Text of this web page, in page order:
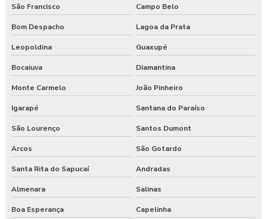
Laudo esocial
Laudo pgr esocial
Laudo sst esocial
Laudo técnico ergonômico
Medicina do trabalho
Nr 31 treinamento máquinas agrícolas
Orçamento laudo ergonômico
São Francisco Campo Belo
Bom Despacho Lagoa da Prata
Leopoldina Guaxupé
Bocaiuva Diamantina
Monte Carmelo João Pinheiro
Igarapé Santana do Paraíso
São Lourenço Santos Dumont
Arcos São Gotardo
Santa Rita do Sapucaí Andradas
Almenara Salinas
Boa Esperança Capelinha